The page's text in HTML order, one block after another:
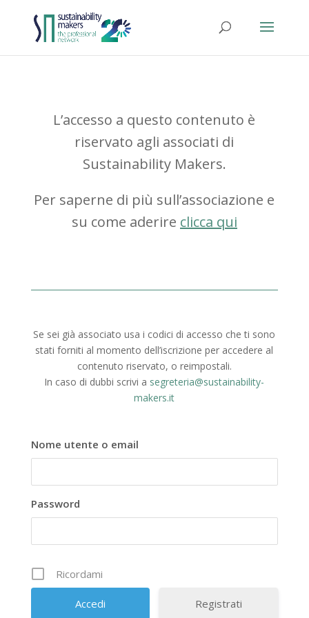
L’accesso a questo contenuto è
riservato agli associati di
Sustainability Makers.
Per saperne di più sull’associazione e
su come aderire clicca qui
Se sei già associato usa i codici di accesso che ti sono
stati forniti al momento dell’iscrizione per accedere al
contenuto riservato, o reimpostali.
In caso di dubbi scrivi a segreteria@sustainability-
makers.it
Nome utente o email
Password
Ricordami
Registrati